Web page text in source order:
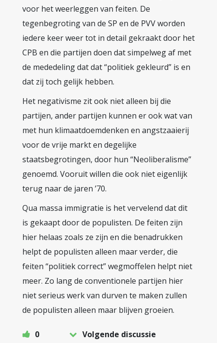
voor het weerleggen van feiten. De
tegenbegroting van de SP en de PVV worden
iedere keer weer tot in detail gekraakt door het
CPB en die partijen doen dat simpelweg af met
de mededeling dat dat “politiek gekleurd” is en
dat zij toch gelijk hebben.
Het negativisme zit ook niet alleen bij die
partijen, ander partijen kunnen er ook wat van
met hun klimaatdoemdenken en angstzaaierij
voor de vrije markt en degelijke
staatsbegrotingen, door hun “Neoliberalisme”
genoemd. Vooruit willen die ook niet eigenlijk
terug naar de jaren ’70.
Qua massa immigratie is het vervelend dat dit
is gekaapt door de populisten. De feiten zijn
hier helaas zoals ze zijn en die benadrukken
helpt de populisten alleen maar verder, die
feiten “politiek correct” wegmoffelen helpt niet
meer. Zo lang de conventionele partijen hier
niet serieus werk van durven te maken zullen
de populisten alleen maar blijven groeien.
0
Volgende discussie